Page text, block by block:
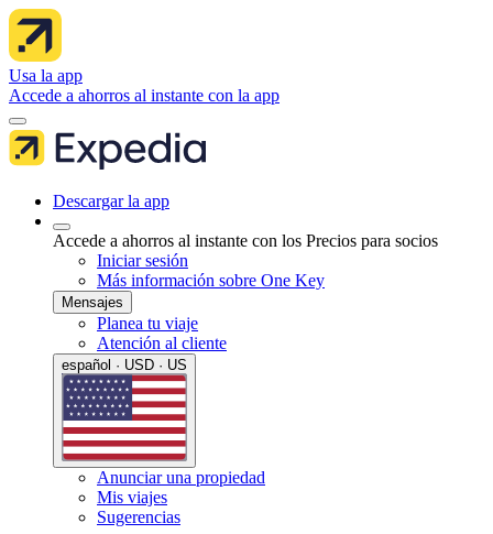
Usa la app
Accede a ahorros al instante con la app
Descargar la app
Accede a ahorros al instante con los Precios para socios
Iniciar sesión
Más información sobre One Key
Mensajes
Planea tu viaje
Atención al cliente
español · USD · US
Anunciar una propiedad
Mis viajes
Sugerencias